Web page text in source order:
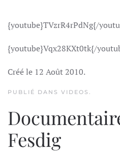
{youtube}TVzrR4rPdNg{/
{youtube}Vqx28KXt0tk{/
Créé le 12 Août 2010.
PUBLIÉ DANS VIDEOS .
Fesdig